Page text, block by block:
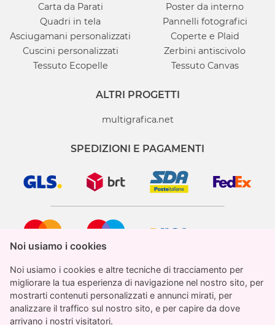
Noi usiamo i cookies
Noi usiamo i cookies e altre tecniche di tracciamento per
migliorare la tua esperienza di navigazione nel nostro sito, per
mostrarti contenuti personalizzati e annunci mirati, per
analizzare il traffico sul nostro sito, e per capire da dove
arrivano i nostri visitatori.
Noi usiamo i cookies
Noi usiamo i cookies e altre tecniche di tracciamento per
migliorare la tua esperienza di navigazione nel nostro sito, per
mostrarti contenuti personalizzati e annunci mirati, per
analizzare il traffico sul nostro sito, e per capire da dove
arrivano i nostri visitatori.
Carta da Parati
Poster da interno
Quadri in tela
Pannelli fotografici
Asciugamani personalizzati
Coperte e Plaid
Cuscini personalizzati
Zerbini antiscivolo
Tessuto Ecopelle
Tessuto Canvas
ALTRI PROGETTI
multigrafica.net
SPEDIZIONI E PAGAMENTI
StampaParati.it è un marchio registrato di proprietà